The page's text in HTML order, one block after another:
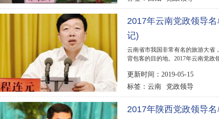
2017年云南党政领导
记)
云南省市我国非常有名的旅游大省
背包客的目的地。2017年云南党政
更新时间：2019-05-15
标签： 云南 党政领导
2017年陕西党政领导